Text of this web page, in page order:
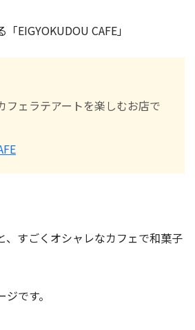
EIGYOKUDOU CAFE」
フェラテアートを楽しむお店で
、すごくオシャレなカフェで和菓子
です。